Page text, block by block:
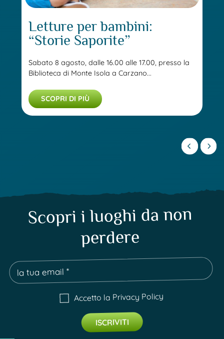
Letture per bambini:
“Storie Saporite”
Sabato 8 agosto, dalle 16.00 alle 17.00, presso la
Biblioteca di Monte Isola a Carzano...
SCOPRI DI PIÙ
Scopri i luoghi da non
perdere
Accetto la Privacy Policy